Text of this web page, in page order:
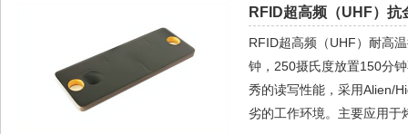
RFID超高频（UHF）
RFID超高频（UHF）耐高
钟，250摄氏度放置150分
秀的读写性能，采用Alien/
劣的工作环境。主要应用于